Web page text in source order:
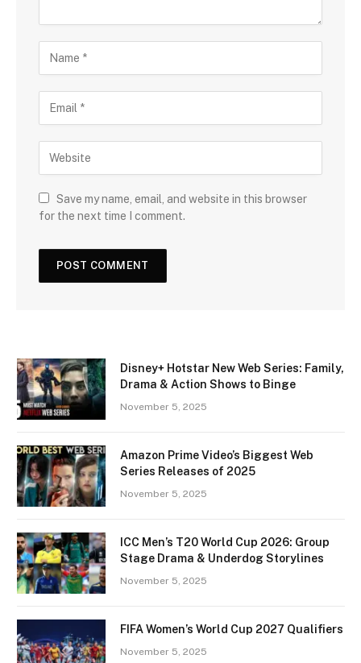
Save my name, email, and website in this browser
for the next time I comment.
Disney+ Hotstar New Web Series: Family,
Drama & Action Shows to Binge
November 5, 2025
Amazon Prime Video’s Biggest Web
Series Releases of 2025
November 5, 2025
ICC Men’s T20 World Cup 2026: Group
Stage Drama & Underdog Storylines
November 5, 2025
FIFA Women’s World Cup 2027 Qualifiers
November 5, 2025